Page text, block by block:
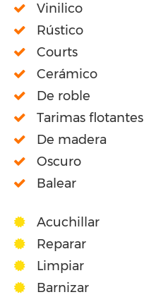
Vinilico
Rústico
Courts
Cerámico
De roble
Tarimas flotantes
De madera
Oscuro
Balear
Acuchillar
Reparar
Limpiar
Barnizar